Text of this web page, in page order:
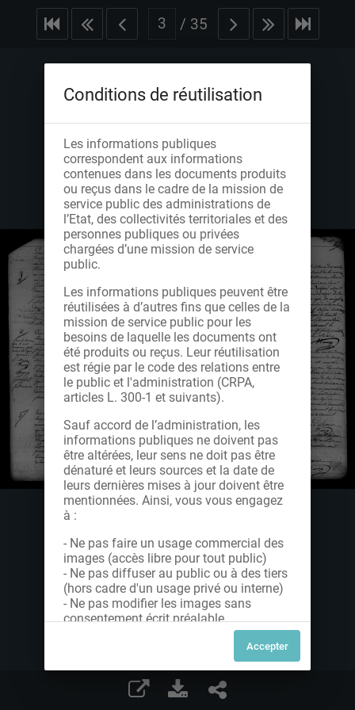
/ 35
Conditions de réutilisation
Les informations publiques
correspondent aux informations
contenues dans les documents produits
ou reçus dans le cadre de la mission de
service public des administrations de
l’Etat, des collectivités territoriales et des
personnes publiques ou privées
chargées d’une mission de service
public.
Les informations publiques peuvent être
réutilisées à d’autres fins que celles de la
mission de service public pour les
besoins de laquelle les documents ont
été produits ou reçus. Leur réutilisation
est régie par le code des relations entre
le public et l'administration (CRPA,
articles L. 300-1 et suivants).
Sauf accord de l’administration, les
informations publiques ne doivent pas
être altérées, leur sens ne doit pas être
dénaturé et leurs sources et la date de
leurs dernières mises à jour doivent être
mentionnées. Ainsi, vous vous engagez
à :
- Ne pas faire un usage commercial des
images (accès libre pour tout public)
- Ne pas diffuser au public ou à des tiers
(hors cadre d'un usage privé ou interne)
- Ne pas modifier les images sans
consentement écrit préalable
Dans le cas contraire, nous vous invitons
à nous contacter afin de solliciter le type
de Licence souhaitée parmi celles
proposées et le cas échéant, acquitter